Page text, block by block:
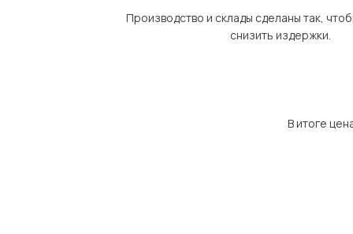
Производство и склады сделаны так,
снизить издержки.
В итоге